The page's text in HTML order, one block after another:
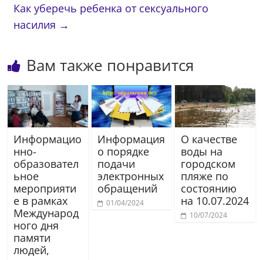
Как уберечь ребенка от сексуального
насилия →
Вам также понравится
Информацио
нно-
образовател
ьное
мероприяти
е в рамках
Международ
ного дня
памяти
людей,
Информация
о порядке
подачи
электронных
обращений
01/04/2024
О качестве
воды на
городском
пляже по
состоянию
на 10.07.2024
10/07/2024